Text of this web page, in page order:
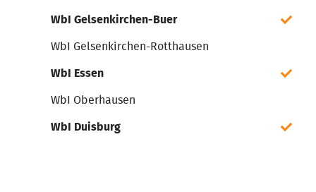
WbI Gelsenkirchen-Buer
WbI Gelsenkirchen-Rotthausen
WbI Essen
WbI Oberhausen
WbI Duisburg